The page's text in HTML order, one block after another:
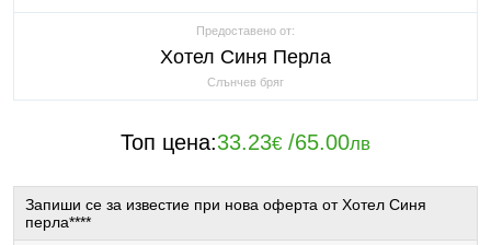
Предоставено от:
Хотел Синя Перла
Слънчев бряг
Топ цена:33.23€ /65.00лв
Запиши се за известие при нова оферта от Хотел Синя
перла****